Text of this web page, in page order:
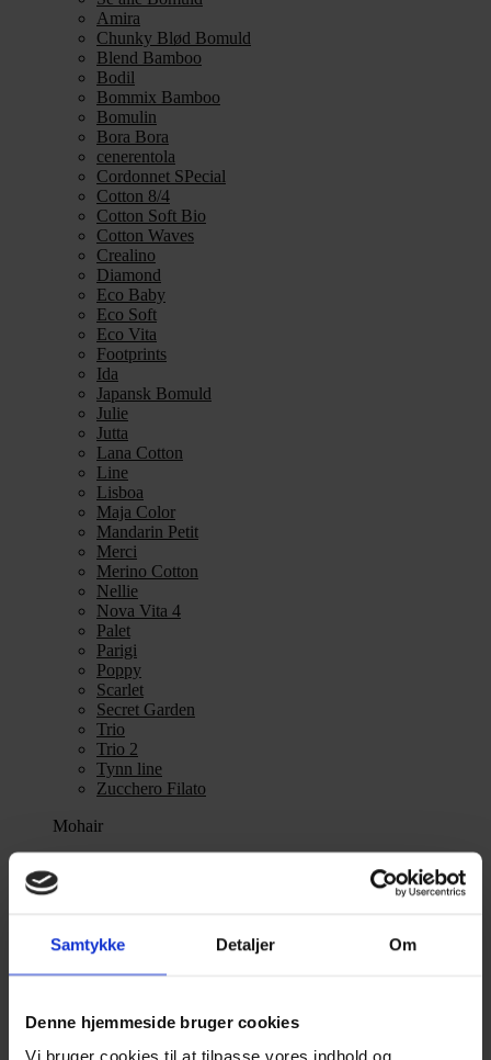
Samtykke Detaljer Om
Denne hjemmeside bruger cookies
Vi bruger cookies til at tilpasse vores indhold og
Amira
Chunky Blød Bomuld
Blend Bamboo
Bodil
Bommix Bamboo
Bomulin
Bora Bora
cenerentola
Cordonnet SPecial
Cotton 8/4
Cotton Soft Bio
Cotton Waves
Crealino
Diamond
Eco Baby
Eco Soft
Eco Vita
Footprints
Ida
Japansk Bomuld
Julie
Jutta
Lana Cotton
Line
Lisboa
Maja Color
Mandarin Petit
Merci
Merino Cotton
Nellie
Nova Vita 4
Palet
Parigi
Poppy
Scarlet
Secret Garden
Trio
Trio 2
Tynn line
Zucchero Filato
Mohair
Desiderio
Mulberry Silk
Silk Mohair